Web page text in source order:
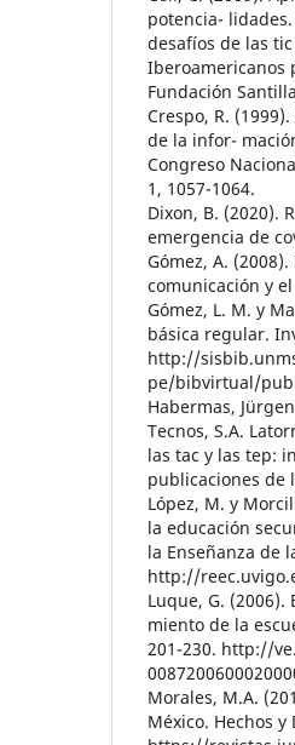
potencia- lidades.
desafíos de las
Iberoamericanos
Fundación
Crespo, R.
de la infor-
Congreso
1, 1057-1064.
Dixon, B. (2020).
emergencia de
Gómez, A.
comunicación y
Gómez, L. M. y
básica regular.
http://
pe/bibvirtual/
Habermas,
Tecnos, S.A.
las tac y las tep:
publicaciones de
López, M. y
la educación
la Enseñanza de
http://
Luque, G.
miento de la
201-230. http://
Morales, M.A.
México. Hechos y